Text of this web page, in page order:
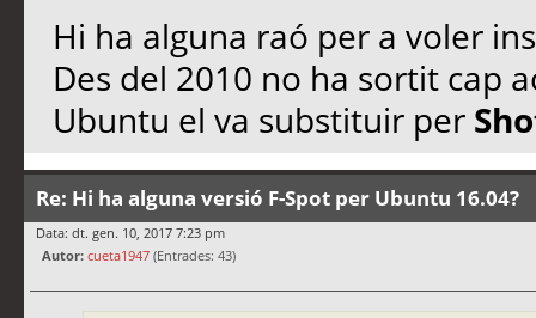
Hi ha alguna raó per a voler
Des del 2010 no ha sortit cap
Ubuntu el va substituir per
Re: Hi ha alguna versió F-Spot per Ubuntu 16.04?
Data: dt. gen. 10, 2017 7:23 pm
Autor: cueta1947 (Entrades: 43)